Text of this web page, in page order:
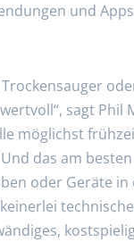
und
sagt Phil
möglichst
das am besten
oder Geräte